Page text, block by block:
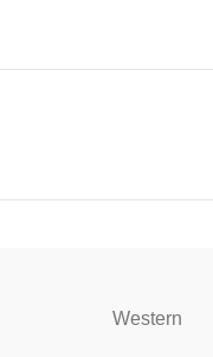
Western